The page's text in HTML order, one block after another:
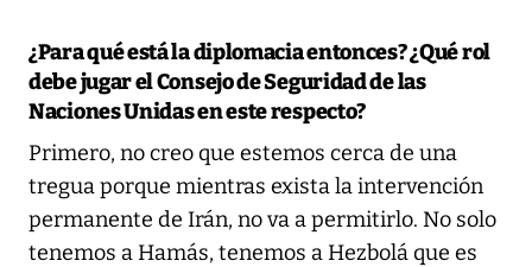
¿Para qué está la diplomacia entonces? ¿Qué rol
debe jugar el Consejo de Seguridad de las
Naciones Unidas en este respecto?
Primero, no creo que estemos cerca de una
tregua porque mientras exista la intervención
permanente de Irán, no va a permitirlo. No solo
tenemos a Hamás, tenemos a Hezbolá que es